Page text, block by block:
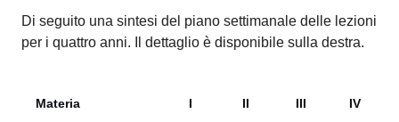
Di seguito una sintesi del piano settimanale delle lezioni
per i quattro anni. Il dettaglio è disponibile sulla destra.
Materia I II III IV